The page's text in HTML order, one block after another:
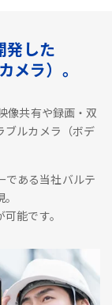
発した
メラ）。
像共有や録画・双
ブルカメラ（ボデ
である当社バルテ
能です。